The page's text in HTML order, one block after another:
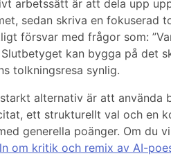
arbetssätt är att dela upp
sedan skriva en fokuserad
försvar med frågor som:
kan bygga på det
tolkningsresa synlig.
alternativ är att använda
ett strukturellt val och en
generella poänger. Om du
om kritik och remix av AI-